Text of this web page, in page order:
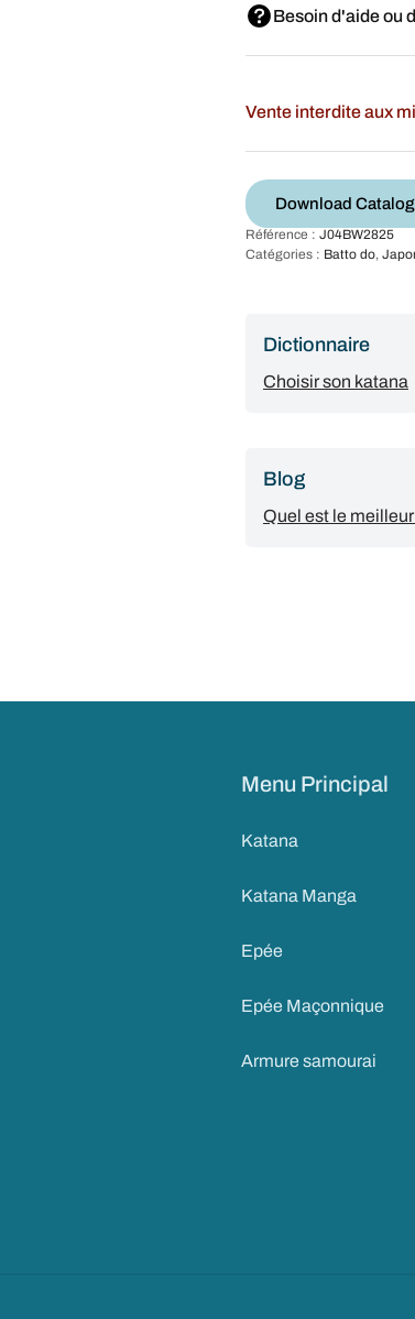
Besoin d'aide ou
Vente interdite aux
Download Catalog
Référence : J04BW2825
Catégories : Batto do,
Dictionnaire
Choisir son katana
Blog
Quel est le
Menu Principal
Katana
Katana Manga
Epée
Epée Maçonnique
Armure samourai